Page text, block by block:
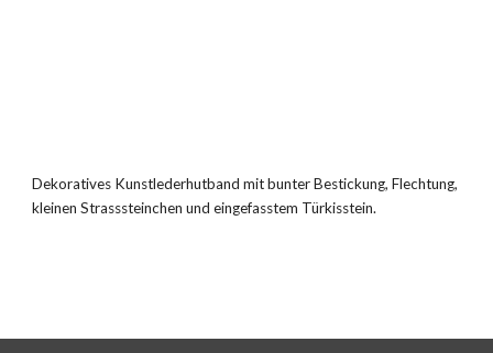
Dekoratives Kunstlederhutband mit bunter Bestickung, Flechtung,
kleinen Strasssteinchen und eingefasstem Türkisstein.